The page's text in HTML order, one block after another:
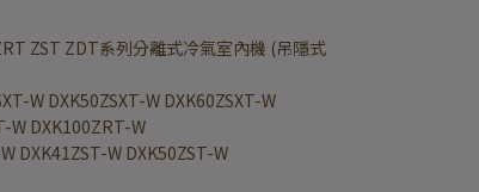
ZST ZDT系列分離式冷氣室內機 (吊隱式
W DXK50ZSXT-W DXK60ZSXT-W
W DXK100ZRT-W
DXK41ZST-W DXK50ZST-W